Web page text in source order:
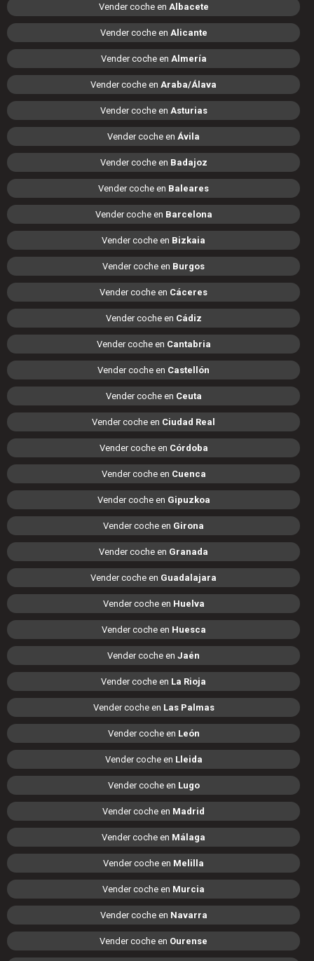
Vender coche en Albacete
Vender coche en Alicante
Vender coche en Almería
Vender coche en Araba/Álava
Vender coche en Asturias
Vender coche en Ávila
Vender coche en Badajoz
Vender coche en Baleares
Vender coche en Barcelona
Vender coche en Bizkaia
Vender coche en Burgos
Vender coche en Cáceres
Vender coche en Cádiz
Vender coche en Cantabria
Vender coche en Castellón
Vender coche en Ceuta
Vender coche en Ciudad Real
Vender coche en Córdoba
Vender coche en Cuenca
Vender coche en Gipuzkoa
Vender coche en Girona
Vender coche en Granada
Vender coche en Guadalajara
Vender coche en Huelva
Vender coche en Huesca
Vender coche en Jaén
Vender coche en La Rioja
Vender coche en Las Palmas
Vender coche en León
Vender coche en Lleida
Vender coche en Lugo
Vender coche en Madrid
Vender coche en Málaga
Vender coche en Melilla
Vender coche en Murcia
Vender coche en Navarra
Vender coche en Ourense